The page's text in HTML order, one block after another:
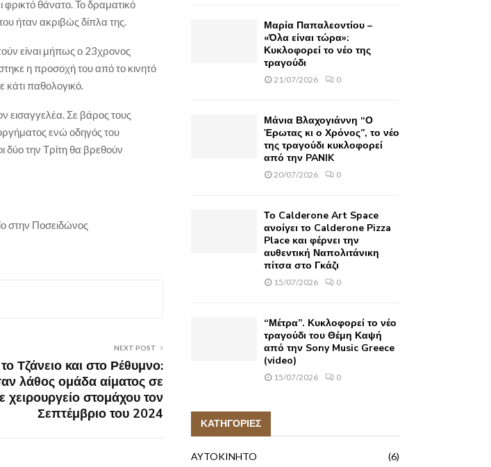
θάνατο. Το δραματικό
ήταν ακριβώς δίπλα της.
είναι μήπως ο 23χρονος
η προσοχή του από το κινητό
παθολογικό.
εισαγγελέα. Σε βάρος τους
ενώ οδηγός του
δύο την Τρίτη θα βρεθούν
στην Ποσειδώνος
NEXT POST
Τζάνειο και στο Ρέθυμνο:
λάθος ομάδα αίματος σε
χειρουργείο στομάχου τον
Σεπτέμβριο του 2024
Μαρία Παπαλεοντίου –
«Όλα είναι τώρα»:
Κυκλοφορεί το νέο της
τραγούδι
21/07/2026 0
Μάνια Βλαχογιάννη “Ο
Έρωτας κι ο Χρόνος”, το νέο
της τραγούδι κυκλοφορεί
από την PANIK
20/07/2026 0
Το Calderone Art Space
ανοίγει το Calderone Pizza
Place και φέρνει την
αυθεντική Ναπολιτάνικη
πίτσα στο Γκάζι
15/07/2026 0
“Μέτρα”. Κυκλοφορεί το νέο
τραγούδι του Θέμη Καψή
από την Sony Music Greece
(video)
15/07/2026 0
ΚΑΤΗΓΟΡΙΕΣ
AYTOKINHTO
(6)